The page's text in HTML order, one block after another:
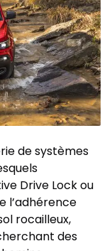
de systèmes
Drive Lock ou
l’adhérence
rocailleux,
des